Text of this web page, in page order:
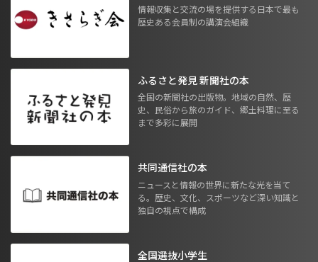
情報収集と交流の場を提供する日本で最も
歴史ある会員制の講演会組織
ふるさと発見 新聞社の本
全国の新聞社の出版物。地域の自然、歴
史、民俗から旅のガイド、郷土料理に至る
まで多彩に展開
共同通信社の本
ニュースと情報の世界に新たな光を当て
る。歴史、文化、スポーツなど深い知識と
独自の視点で構成
全国選抜小学生